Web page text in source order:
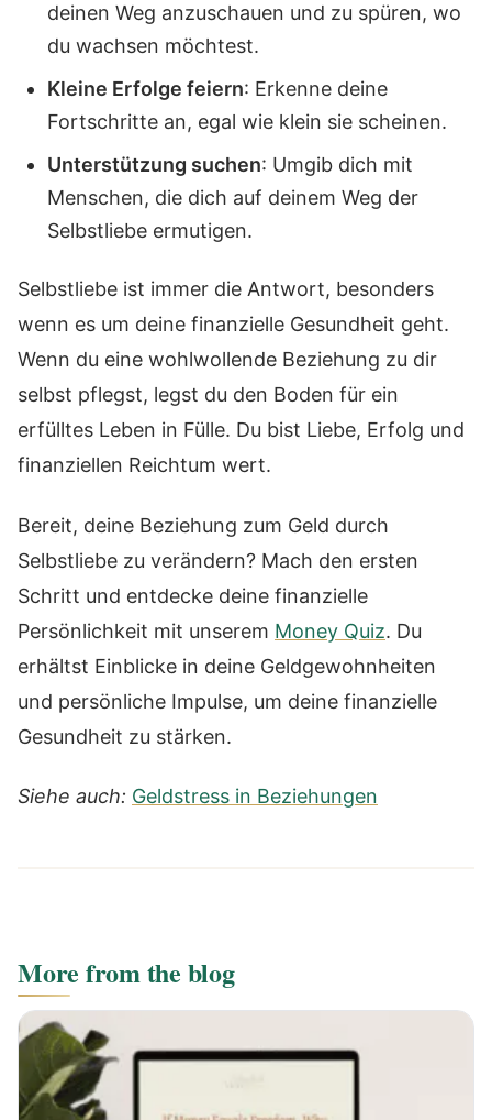
deinen Weg anzuschauen und zu spüren, wo
du wachsen möchtest.
Kleine Erfolge feiern: Erkenne deine
Fortschritte an, egal wie klein sie scheinen.
Unterstützung suchen: Umgib dich mit
Menschen, die dich auf deinem Weg der
Selbstliebe ermutigen.
Selbstliebe ist immer die Antwort, besonders
wenn es um deine finanzielle Gesundheit geht.
Wenn du eine wohlwollende Beziehung zu dir
selbst pflegst, legst du den Boden für ein
erfülltes Leben in Fülle. Du bist Liebe, Erfolg und
finanziellen Reichtum wert.
Bereit, deine Beziehung zum Geld durch
Selbstliebe zu verändern? Mach den ersten
Schritt und entdecke deine finanzielle
Persönlichkeit mit unserem Money Quiz. Du
erhältst Einblicke in deine Geldgewohnheiten
und persönliche Impulse, um deine finanzielle
Gesundheit zu stärken.
Siehe auch: Geldstress in Beziehungen
More from the blog